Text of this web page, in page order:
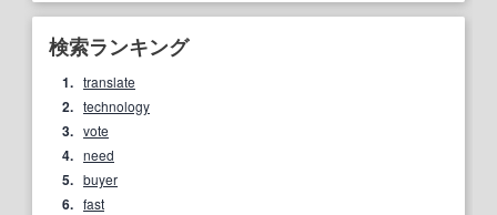
検索ランキング
1. translate
2. technology
3. vote
4. need
5. buyer
6. fast